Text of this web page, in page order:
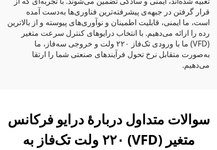
قرار گرفتن در جبهه‌ی پیشرفته‌ترین فناوری‌ها به‌دست آمده
است، ما ایمنی، قابلیت اطمینان و نوآوری‌های پیوسته و از بالاترین
رده را ارائه می‌دهیم. با انتخاب درایوهای کنترل سرعت متغیر
(VFD) ما با ورودی تک‌فاز ۲۲۰ ولت و خروجی سه‌فاز، ما
به‌صورت متقابل نرخ تحول فرآیندهای صنعتی شما را ارتقا
می‌دهیم.
سوالات متداول دربارهٔ درایو فرکانس
متغیر (VFD) ۲۲۰ ولت تک‌فاز به